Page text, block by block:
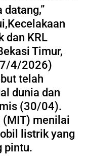
dan KRL
Timur,
4/2026)
telah
dunia dan
(30/04).
(MIT) menilai
listrik yang
pintu.